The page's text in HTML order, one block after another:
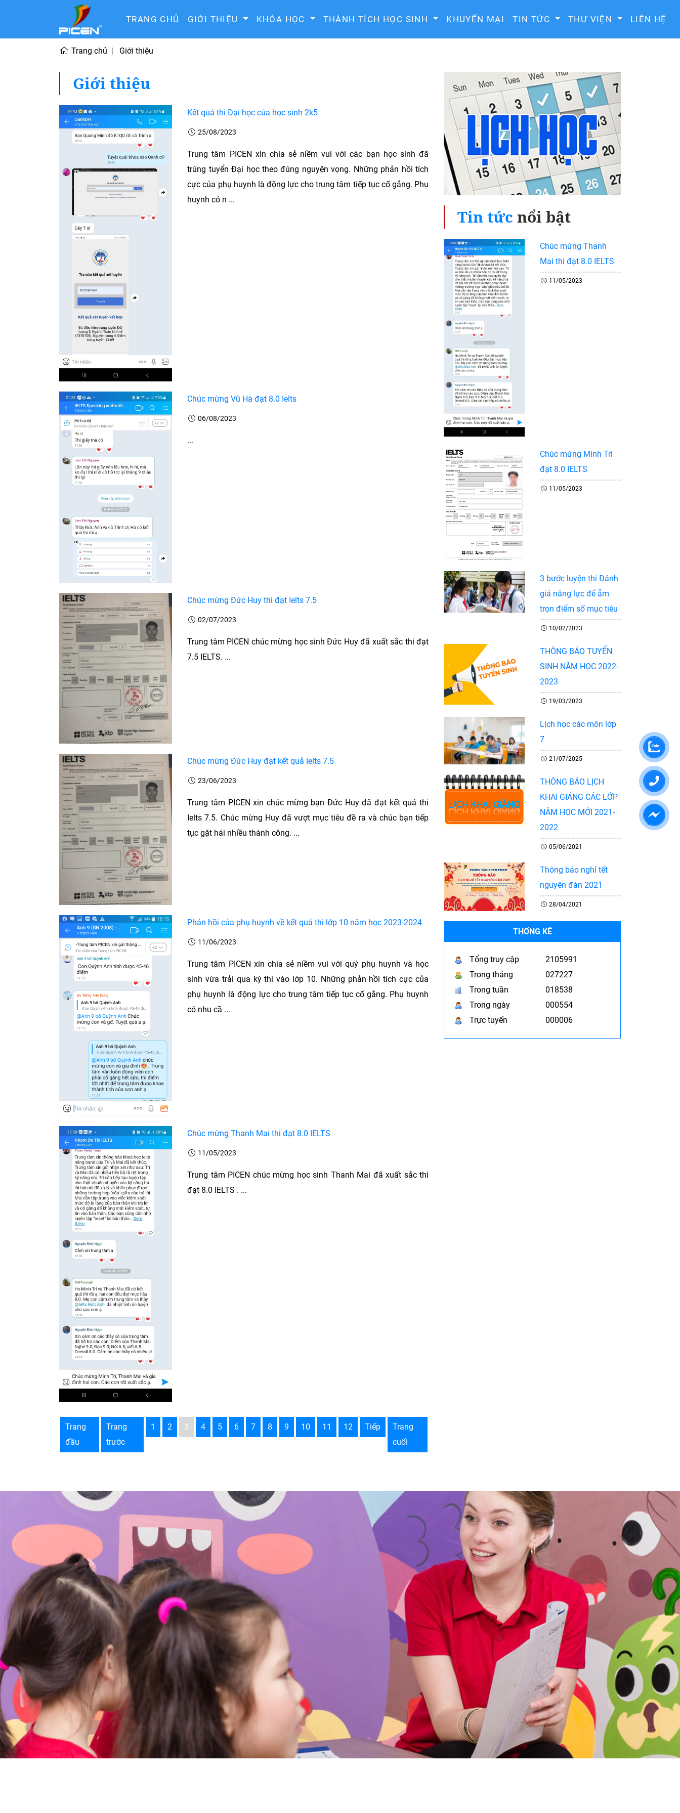
TRANG CHỦ GIỚI THIỆU KHÓA HỌC THÀNH TÍCH HỌC SINH KHUYẾN MẠI TIN TỨC THƯ VIỆN LIÊN HỆ
Trang chủ Giới thiệu
Giới thiệu
Kết quả thi Đại học của học sinh 2k5
25/08/2023
Trung tâm PICEN xin chia sẻ niềm vui với các bạn học sinh đã
trúng tuyển Đại học theo đúng nguyện vọng. Những phản hồi tích
cực của phụ huynh là động lực cho trung tâm tiếp tục cố gắng. Phụ
huynh có n ...
Chúc mừng Vũ Hà đạt 8.0 Ielts
06/08/2023
...
Chúc mừng Đức Huy thi đạt Ielts 7.5
02/07/2023
Trung tâm PICEN chúc mừng học sinh Đức Huy đã xuất sắc thi đạt
7.5 IELTS. ...
Chúc mừng Đức Huy đạt kết quả Ielts 7.5
23/06/2023
Trung tâm PICEN xin chúc mừng bạn Đức Huy đã đạt kết quả thi
Ielts 7.5. Chúc mừng Huy đã vượt mục tiêu đề ra và chúc bạn tiếp
tục gặt hái nhiều thành công. ...
Phản hồi của phụ huynh về kết quả thi lớp 10 năm học 2023-2024
11/06/2023
Trung tâm PICEN xin chia sẻ niềm vui với quý phụ huynh và học
sinh vừa trải qua kỳ thi vào lớp 10. Những phản hồi tích cực của
phụ huynh là động lực cho trung tâm tiếp tục cố gắng. Phụ huynh
có nhu cầ ...
Chúc mừng Thanh Mai thi đạt 8.0 IELTS
11/05/2023
Trung tâm PICEN chúc mừng học sinh Thanh Mai đã xuất sắc thi
đạt 8.0 IELTS . ...
Trang
đầu
Trang
trước
1 2 3 4 5 6 7 8 9 10 11 12 Tiếp
Trang
cuối
Tin tức nổi bật
Chúc mừng Thanh
Mai thi đạt 8.0 IELTS
11/05/2023
Chúc mừng Minh Trí
đạt 8.0 IELTS
11/05/2023
3 bước luyện thi Đánh
giá năng lực để ẵm
trọn điểm số mục tiêu
10/02/2023
THÔNG BÁO TUYỂN
SINH NĂM HỌC 2022-
2023
19/03/2023
Lịch học các môn lớp
7
21/07/2025
THÔNG BÁO LỊCH
KHAI GIẢNG CÁC LỚP
NĂM HỌC MỚI 2021-
2022
05/06/2021
Thông báo nghỉ tết
nguyên đán 2021
28/04/2021
THỐNG KÊ
Tổng truy cập
2105991
Trong tháng
027227
Trong tuần
018538
Trong ngày
000554
Trực tuyến
000006